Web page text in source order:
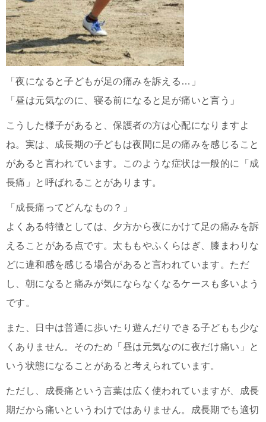
「夜になると子どもが足の痛みを訴える…」
「昼は元気なのに、寝る前になると足が痛いと言う」
こうした様子があると、保護者の方は心配になりますよ
ね。実は、成長期の子どもは夜間に足の痛みを感じること
があると言われています。このような症状は一般的に「成
長痛」と呼ばれることがあります。
「成長痛ってどんなもの？」
よくある特徴としては、夕方から夜にかけて足の痛みを訴
えることがある点です。太ももやふくらはぎ、膝まわりな
どに違和感を感じる場合があると言われています。ただ
し、朝になると痛みが気にならなくなるケースも多いよう
です。
また、日中は普通に歩いたり遊んだりできる子どもも少な
くありません。そのため「昼は元気なのに夜だけ痛い」と
いう状態になることがあると考えられています。
ただし、成長痛という言葉は広く使われていますが、成長
期だから痛いというわけではありません。成長期でも適切